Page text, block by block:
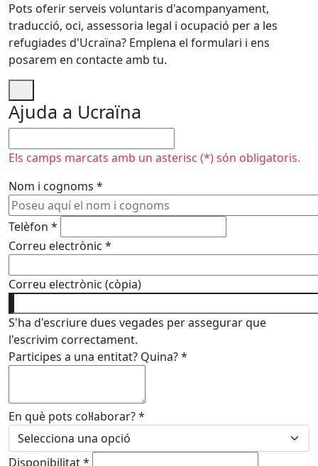
Pots oferir serveis voluntaris d'acompanyament,
traducció, oci, assessoria legal i ocupació per a les
refugiades d'Ucraïna? Emplena el formulari i ens
posarem en contacte amb tu.
Ajuda a Ucraïna
Els camps marcats amb un asterisc (*) són obligatoris.
Nom i cognoms *
Telèfon *
Correu electrònic *
Correu electrònic (còpia)
S'ha d'escriure dues vegades per assegurar que
l'escrivim correctament.
Participes a una entitat? Quina?*
En què pots col·laborar?*
Disponibilitat*